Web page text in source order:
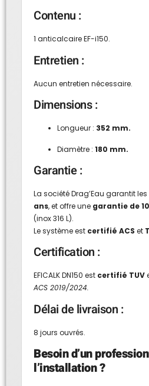
Contenu :
1 anticalcaire EF-i150.
Entretien :
Aucun entretien nécessaire.
Dimensions :
Longueur : 352 mm.
Diamètre : 180 mm.
Garantie :
La société Drag’Eau garantit
ans, et offre une garantie de
(inox 316 L).
Le système est certifié ACS et
Certification :
EFICALK DN150 est certifié TUV
ACS 2019/2024.
Délai de livraison :
8 jours ouvrés.
Besoin d’un
l’installation ?